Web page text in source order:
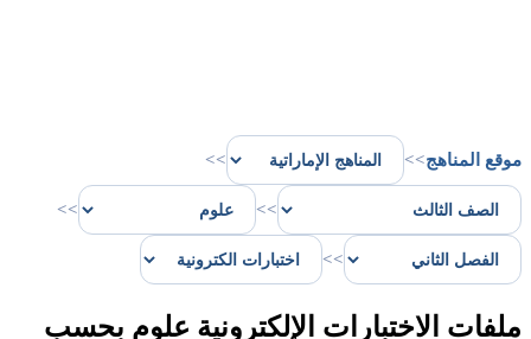
موقع المناهج>>
>>
>>
>>
>>
ملفات الاختبارات الإلكترونية علوم بحسب